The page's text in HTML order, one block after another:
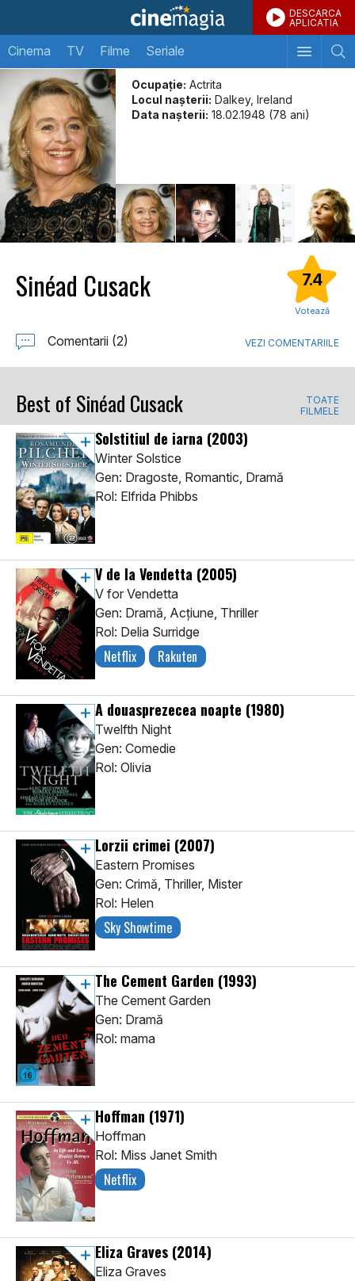
DESCARCA
APLICATIA
Cinema TV Filme Seriale
Ocupație: Actrita
Locul naşterii: Dalkey, Ireland
Data naşterii: 18.02.1948 (78 ani)
Sinéad Cusack 7.4
Votează
Comentarii (2) VEZI COMENTARIILE
Best of Sinéad Cusack
TOATE
FILMELE
Solstitiul de iarna (2003)
Winter Solstice
Gen: Dragoste, Romantic, Dramă
Rol: Elfrida Phibbs
V de la Vendetta (2005)
V for Vendetta
Gen: Dramă, Acţiune, Thriller
Rol: Delia Surridge
Netflix Rakuten
A douasprezecea noapte (1980)
Twelfth Night
Gen: Comedie
Rol: Olivia
Lorzii crimei (2007)
Eastern Promises
Gen: Crimă, Thriller, Mister
Rol: Helen
Sky Showtime
The Cement Garden (1993)
The Cement Garden
Gen: Dramă
Rol: mama
Hoffman (1971)
Hoffman
Rol: Miss Janet Smith
Netflix
Eliza Graves (2014)
Eliza Graves